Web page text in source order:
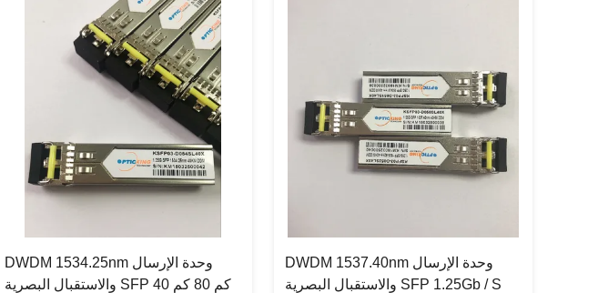
DWDM 1534.25nm وحدة الإرسال
والاستقبال البصرية SFP 40 كم 80 كم
DWDM 1537.40nm وحدة الإرسال
والاستقبال البصرية SFP 1.25Gb / S